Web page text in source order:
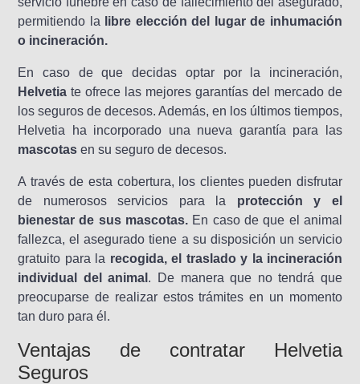
permitiendo la
libre elección del lugar de inhumación
o incineración.
En caso de que decidas optar por la incineración,
Helvetia te ofrece las mejores garantías del mercado de
los seguros de decesos. Además, en los últimos tiempos,
Helvetia ha incorporado una nueva garantía para las
mascotas en su seguro de decesos.
A través de esta cobertura, los clientes pueden disfrutar
de numerosos servicios para la protección y el
bienestar de sus mascotas. En caso de que el animal
fallezca, el asegurado tiene a su disposición un servicio
gratuito para la recogida, el traslado y la incineración
individual del animal . De manera que no tendrá que
preocuparse de realizar estos trámites en un momento
tan duro para él.
Ventajas de contratar Helvetia
Seguros